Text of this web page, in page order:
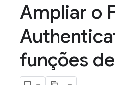
Ampliar o
funções